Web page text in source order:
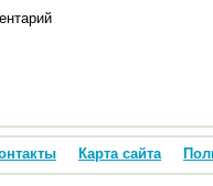
Карта сайта